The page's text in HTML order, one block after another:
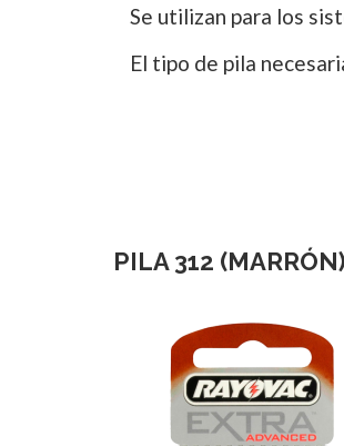
Se utilizan para los
El tipo de pila
PILA 312 (MARRÓN)